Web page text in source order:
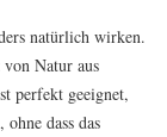
natürlich wirken.
Natur aus
perfekt geeignet,
dass das